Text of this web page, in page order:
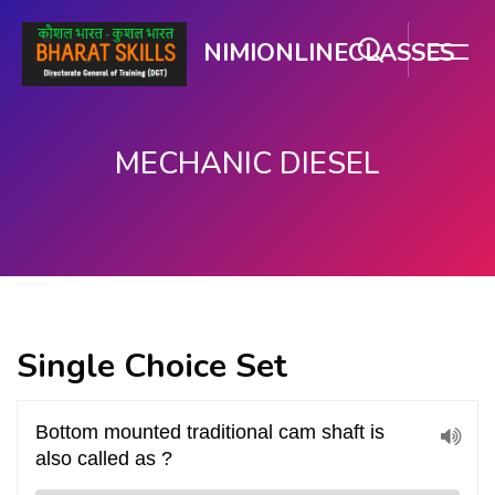
NIMIONLINECLASSES
MECHANIC DIESEL
Single Choice Set